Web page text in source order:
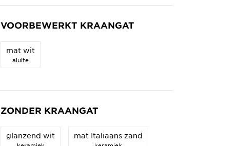
VOORBEWERKT KRAANGAT
mat wit
aluite
ZONDER KRAANGAT
glanzend wit mat Italiaans zand